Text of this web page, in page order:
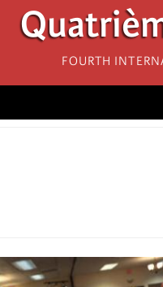
Fourth